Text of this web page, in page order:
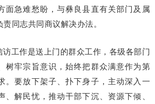
面急难愁盼，与彝良县直有关部门及属
同志共同商议解决办法。
访工作是送上门的群众工作，各级各部门
树牢宗旨意识，始终把群众满意作为第
。要放下架子、扑下身子，主动深入一
、解民忧，推动干部下沉、资源下倾、